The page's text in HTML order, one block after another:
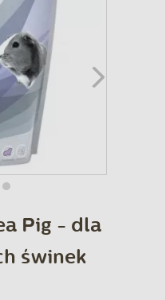
Pig - dla
świnek